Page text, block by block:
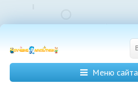
Меню сайта